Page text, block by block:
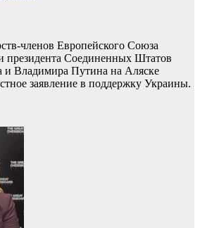
членов Европейского Союза
президента Соединенных Штатов
и Владимира Путина на Аляске
заявление в поддержку Украины.